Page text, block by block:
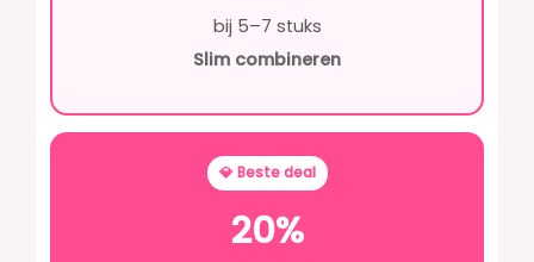
bij 5–7 stuks
Slim combineren
💎 Beste deal
20%